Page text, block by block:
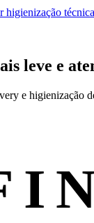
higienização técnica
leve e
e higienização